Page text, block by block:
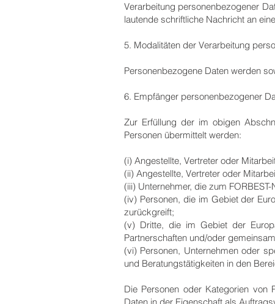
Verarbeitung personenbezogener
lautende schriftliche Nachricht an
5. Modalitäten der Verarbeitung
Personenbezogene Daten werden
6. Empfänger personenbezogener
Zur Erfüllung der im obigen
Personen übermittelt werden:
(i) Angestellte, Vertreter oder
(ii) Angestellte, Vertreter oder
(iii) Unternehmer, die zum
(iv) Personen, die im Gebiet der
zurückgreift;
(v) Dritte, die im Gebiet der
Partnerschaften und/oder
(vi) Personen, Unternehmen oder
und Beratungstätigkeiten in den
Die Personen oder Kategorien von